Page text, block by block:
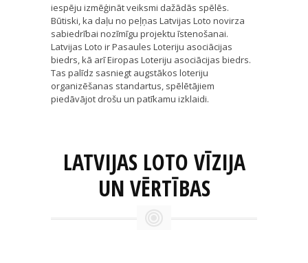
iespēju izmēģināt veiksmi dažādās spēlēs.
Būtiski, ka daļu no peļņas Latvijas Loto novirza
sabiedrībai nozīmīgu projektu īstenošanai.
Latvijas Loto ir Pasaules Loteriju asociācijas
biedrs, kā arī Eiropas Loteriju asociācijas biedrs.
Tas palīdz sasniegt augstākos loteriju
organizēšanas standartus, spēlētājiem
piedāvājot drošu un patīkamu izklaidi.
LATVIJAS LOTO VĪZIJA
UN VĒRTĪBAS